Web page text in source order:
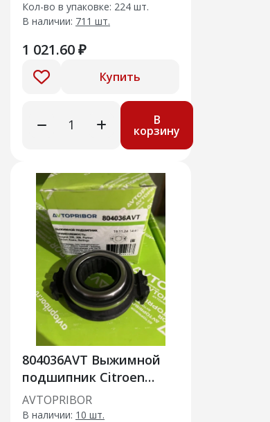
Кол-во в упаковке: 224 шт.
В наличии: 711 шт.
1 021.60 ₽
Купить
В
корзину
804036AVT Выжимной
подшипник Citroen
Berlingo/Xsara/Saxo
AVTOPRIBOR
В наличии: 10 шт.